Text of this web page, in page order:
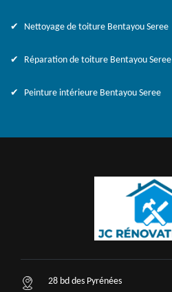
Nettoyage de toiture Bentayou Seree
Réparation de toiture Bentayou Seree
Peinture intérieure Bentayou Seree
28 bd des Pyrénées